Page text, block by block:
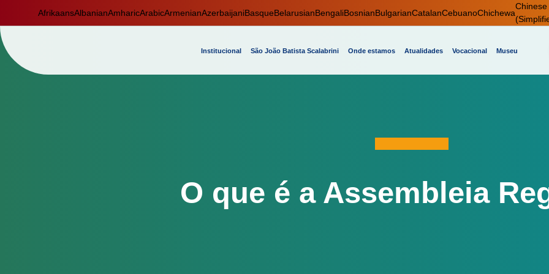
AfrikaansAlbanianAmharicArabicArmenianAzerbaijaniBasqueBelarusianBengaliBosnianBulgarianCatalanCebuanoChichewa
Chinese
Institucional São João Batista Scalabrini Onde estamos Atualidades Vocacional Museu
O que é a Assembleia